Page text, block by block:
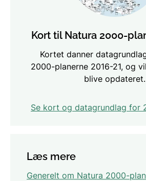
Kort til Natura 2000-
Kortet danner
2000-planerne 2016-21, og
blive opdateret.
Se kort og datagrundlag for
Læs mere
Generelt om Natura 2000-